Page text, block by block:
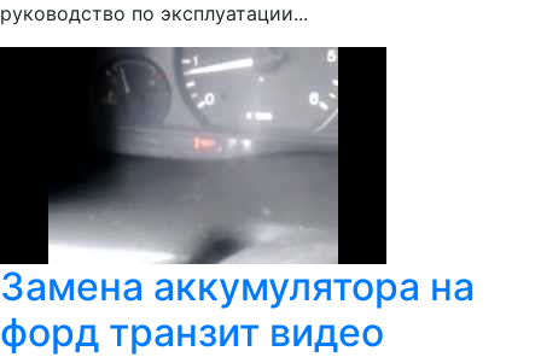
руководство по эксплуатации...
Замена аккумулятора на
форд транзит видео